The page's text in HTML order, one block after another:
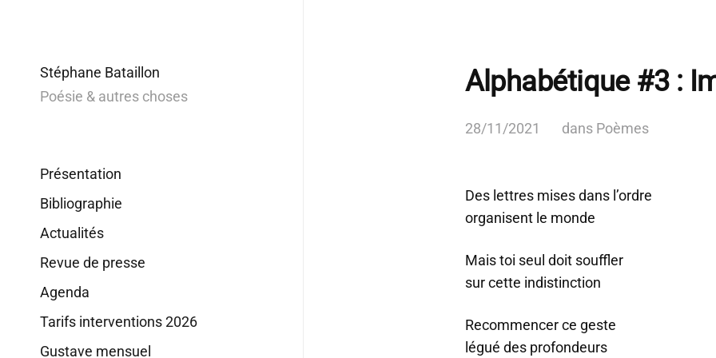
Stéphane Bataillon
Poésie & autres choses
Présentation
Bibliographie
Actualités
Revue de presse
Agenda
Tarifs interventions 2026
Gustave mensuel
Alphabétique #3 :
28/11/2021 dans Poèmes
Des lettres mises dans l’ordre
organisent le monde
Mais toi seul doit souffler
sur cette indistinction
Recommencer ce geste
légué des profondeurs